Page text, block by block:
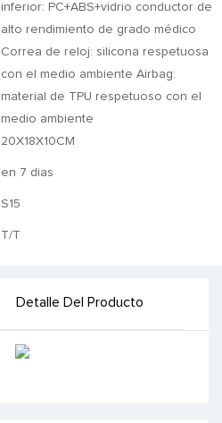
inferior: PC+ABS+vidrio conductor de
alto rendimiento de grado médico
Correa de reloj: silicona respetuosa
con el medio ambiente Airbag:
material de TPU respetuoso con el
medio ambiente
20X18X10CM
en 7 dias
S15
T/T
Detalle Del Producto